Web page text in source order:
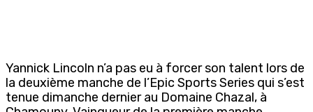
Yannick Lincoln n’a pas eu à forcer son talent lors de
la deuxième manche de l’Epic Sports Series qui s’est
tenue dimanche dernier au Domaine Chazal, à